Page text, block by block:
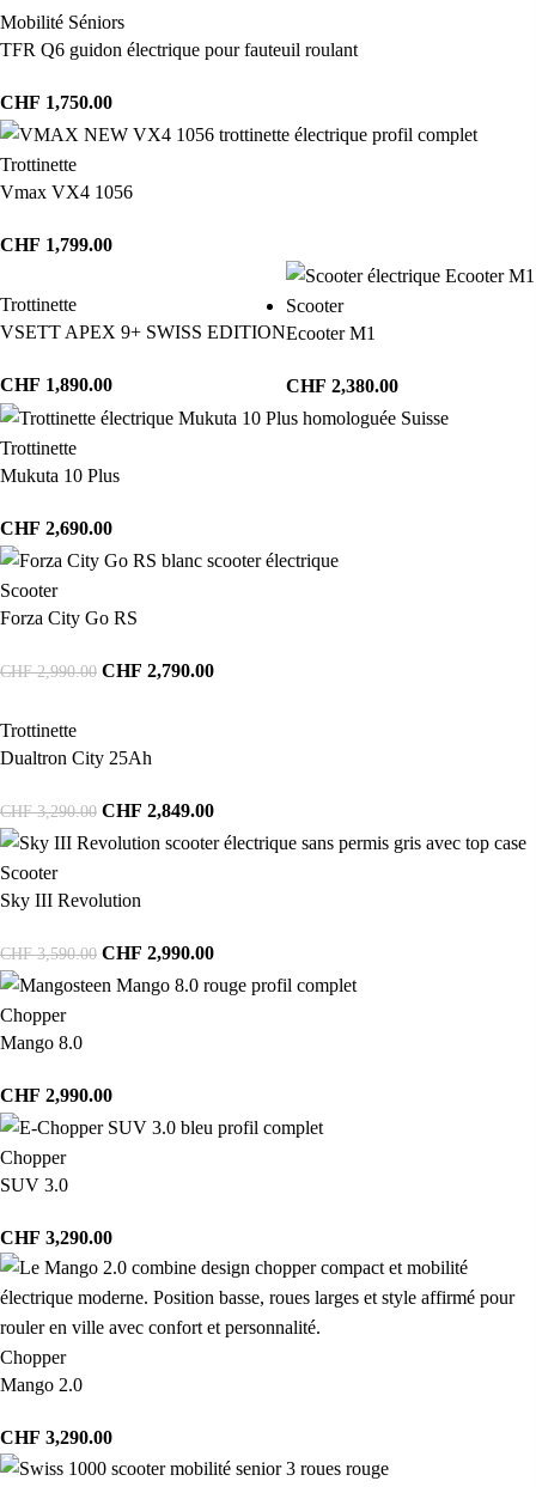
Mobilité Séniors
TFR Q6 guidon électrique pour fauteuil roulant
CHF 1,750.00
Trottinette
Vmax VX4 1056
CHF 1,799.00
Trottinette
VSETT APEX 9+ SWISS EDITION
CHF 1,890.00
Scooter
Ecooter M1
CHF 2,380.00
Trottinette
Mukuta 10 Plus
CHF 2,690.00
Scooter
Forza City Go RS
CHF2,990.00 CHF 2,790.00
Trottinette
Dualtron City 25Ah
CHF3,290.00 CHF 2,849.00
Scooter
Sky III Revolution
CHF3,590.00 CHF 2,990.00
Chopper
Mango 8.0
CHF 2,990.00
Chopper
SUV 3.0
CHF 3,290.00
Chopper
Mango 2.0
CHF 3,290.00